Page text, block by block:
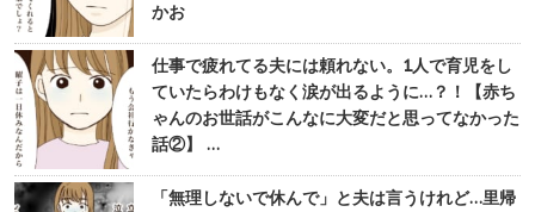
かお
仕事で疲れてる夫には頼れない。1人で育児をし
ていたらわけもなく涙が出るように…？！【赤ち
ゃんのお世話がこんなに大変だと思ってなかった
話②】 …
「無理しないで休んで」と夫は言うけれど…里帰